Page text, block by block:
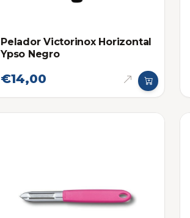
Pelador Victorinox Horizontal
Ypso Negro
€14,00